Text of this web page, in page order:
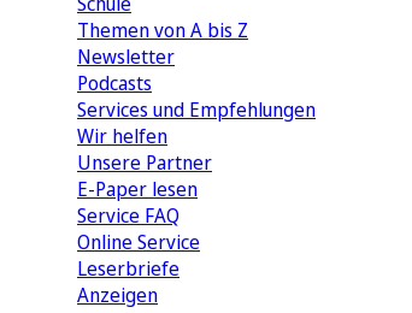
Themen von A bis Z
Newsletter
Podcasts
Services und Empfehlungen
Wir helfen
Unsere Partner
E-Paper lesen
Service FAQ
Online Service
Leserbriefe
Anzeigen